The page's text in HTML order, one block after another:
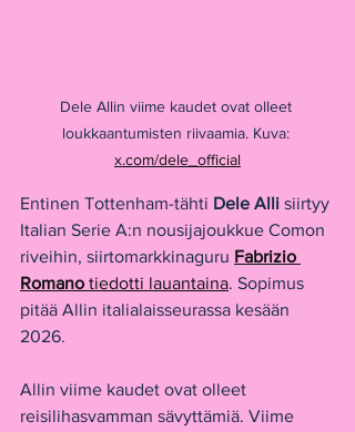
Dele Allin viime kaudet ovat olleet
loukkaantumisten riivaamia. Kuva:
x.com/dele_official
Entinen Tottenham-tähti Dele Alli siirtyy
Italian Serie A:n nousijajoukkue Comon
riveihin, siirtomarkkinaguru Fabrizio
Romano tiedotti lauantaina. Sopimus
pitää Allin italialaisseurassa kesään
2026.
Allin viime kaudet ovat olleet
reisilihasvamman sävyttämiä. Viime